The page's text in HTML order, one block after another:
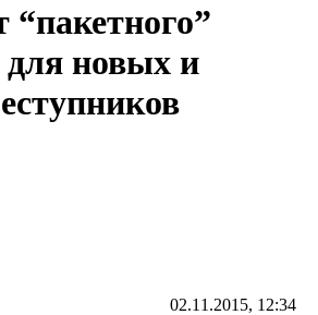
для новых и
02.11.2015, 12:34